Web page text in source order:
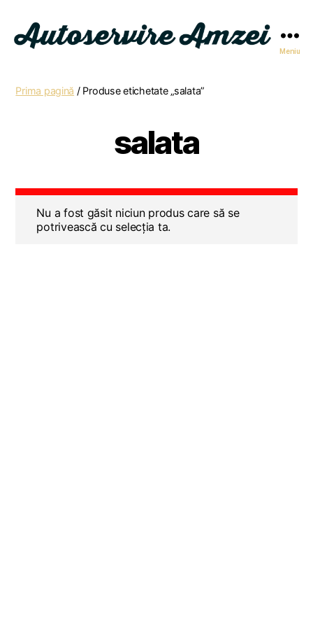
Meniu
Prima pagină / Produse etichetate „salata”
salata
Nu a fost găsit niciun produs care să se
potrivească cu selecția ta.